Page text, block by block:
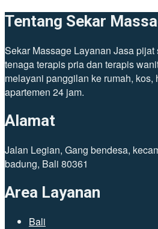
Tentang Sekar
Sekar Massage Layanan Jasa
tenaga terapis pria dan terapis
melayani panggilan ke rumah, kos,
apartemen 24 jam.
Alamat
Jalan Legian, Gang bendesa,
badung, Bali 80361
Area Layanan
Bali